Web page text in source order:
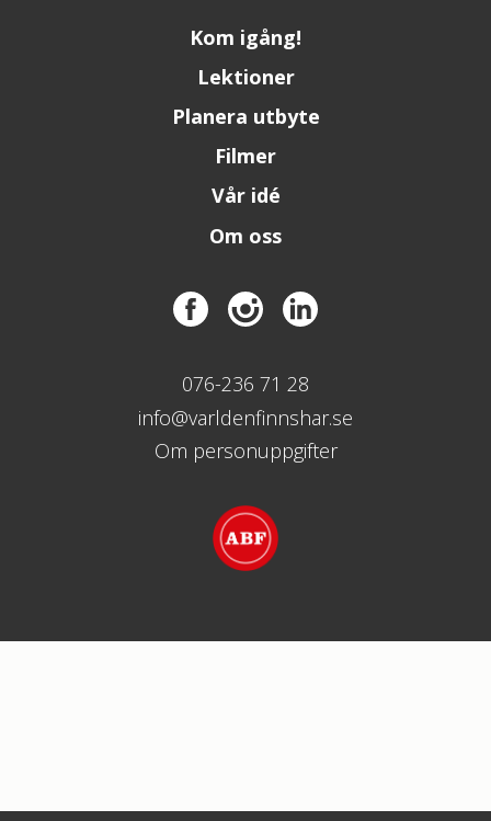
Kom igång!
Lektioner
Planera utbyte
Filmer
Vår idé
Om oss
076-236 71 28
info@varldenfinnshar.se
Om personuppgifter